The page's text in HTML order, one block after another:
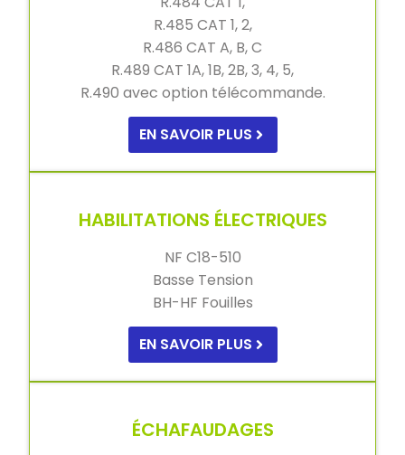
R.485 CAT 1, 2,
R.486 CAT A, B, C
R.489 CAT 1A, 1B, 2B, 3, 4, 5,
R.490 avec option télécommande.
EN SAVOIR PLUS
HABILITATIONS ÉLECTRIQUES
NF C18-510
Basse Tension
BH-HF Fouilles
EN SAVOIR PLUS
ÉCHAFAUDAGES